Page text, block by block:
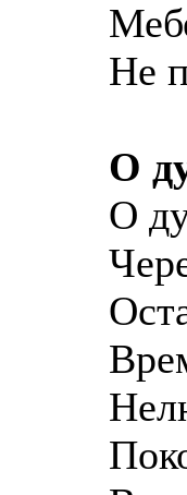
Не
О
О